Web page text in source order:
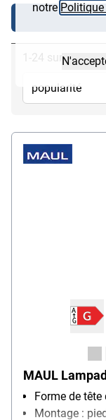
notre
1-24 sur 24
MAUL
Forme de
Montage :